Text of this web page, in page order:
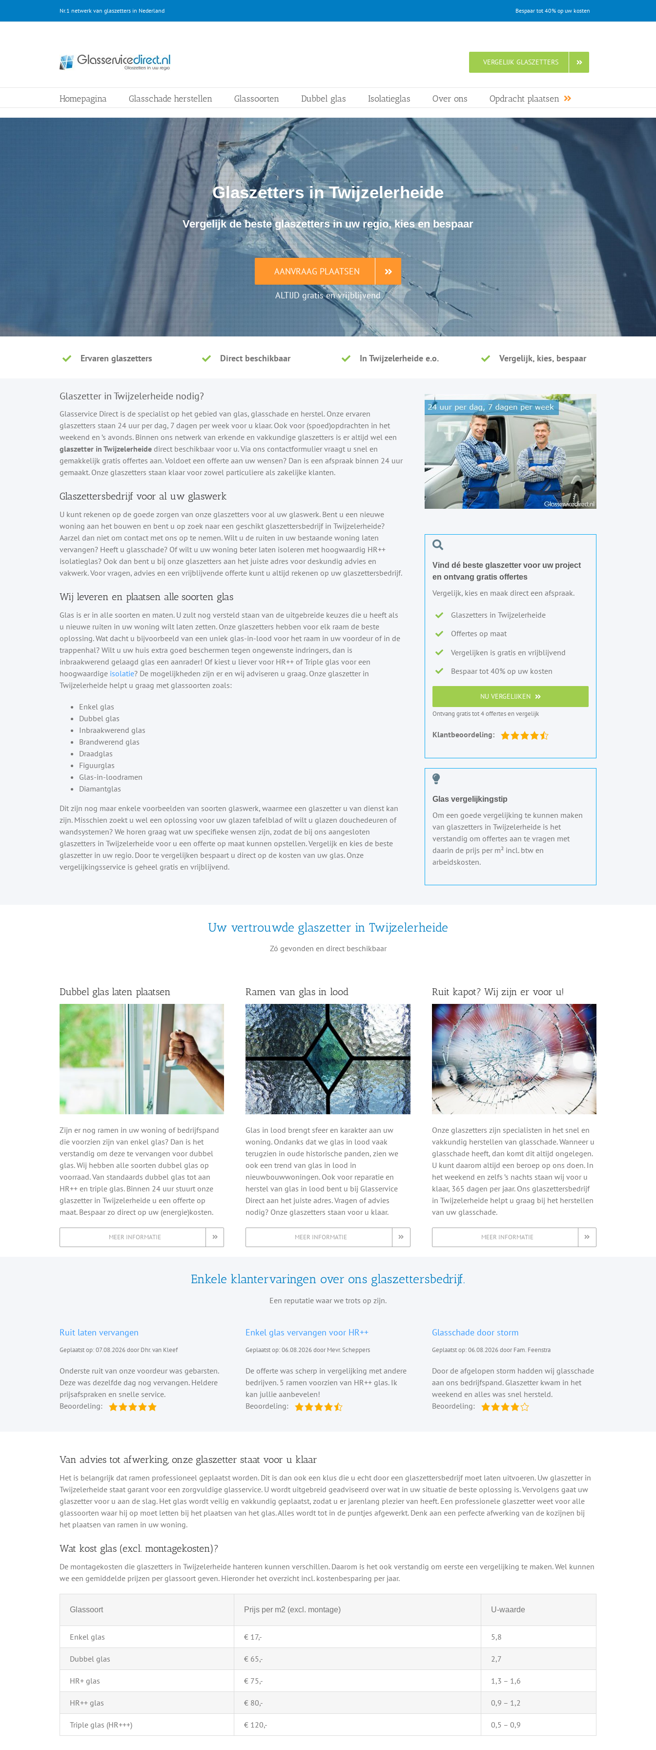
Nr.1 netwerk van glaszetters in Nederland Bespaar tot 40% op uw kosten
VERGELIJK GLASZETTERS
Homepagina Glasschade herstellen Glassoorten Dubbel glas Isolatieglas Over ons Opdracht plaatsen
Glaszetters in Twijzelerheide
Vergelijk de beste glaszetters in uw regio, kies en bespaar
AANVRAAG PLAATSEN
ALTIJD gratis en vrijblijvend
Ervaren glaszetters Direct beschikbaar In Twijzelerheide e.o. Vergelijk, kies, bespaar
Glaszetter in Twijzelerheide nodig?
Glasservice Direct is de specialist op het gebied van glas, glasschade en herstel. Onze ervaren
glaszetters staan 24 uur per dag, 7 dagen per week voor u klaar. Ook voor (spoed)opdrachten in het
weekend en ’s avonds. Binnen ons netwerk van erkende en vakkundige glaszetters is er altijd wel een
glaszetter in Twijzelerheide direct beschikbaar voor u. Via ons contactformulier vraagt u snel en
gemakkelijk gratis offertes aan. Voldoet een offerte aan uw wensen? Dan is een afspraak binnen 24 uur
gemaakt. Onze glaszetters staan klaar voor zowel particuliere als zakelijke klanten.
Glaszettersbedrijf voor al uw glaswerk
U kunt rekenen op de goede zorgen van onze glaszetters voor al uw glaswerk. Bent u een nieuwe
woning aan het bouwen en bent u op zoek naar een geschikt glaszettersbedrijf in Twijzelerheide?
Aarzel dan niet om contact met ons op te nemen. Wilt u de ruiten in uw bestaande woning laten
vervangen? Heeft u glasschade? Of wilt u uw woning beter laten isoleren met hoogwaardig HR++
isolatieglas? Ook dan bent u bij onze glaszetters aan het juiste adres voor deskundig advies en
vakwerk. Voor vragen, advies en een vrijblijvende offerte kunt u altijd rekenen op uw glaszettersbedrijf.
Wij leveren en plaatsen alle soorten glas
Glas is er in alle soorten en maten. U zult nog versteld staan van de uitgebreide keuzes die u heeft als
u nieuwe ruiten in uw woning wilt laten zetten. Onze glaszetters hebben voor elk raam de beste
oplossing. Wat dacht u bijvoorbeeld van een uniek glas-in-lood voor het raam in uw voordeur of in de
trappenhal? Wilt u uw huis extra goed beschermen tegen ongewenste indringers, dan is
inbraakwerend gelaagd glas een aanrader! Of kiest u liever voor HR++ of Triple glas voor een
hoogwaardige isolatie? De mogelijkheden zijn er en wij adviseren u graag. Onze glaszetter in
Twijzelerheide helpt u graag met glassoorten zoals:
Enkel glas
Dubbel glas
Inbraakwerend glas
Brandwerend glas
Draadglas
Figuurglas
Glas-in-loodramen
Diamantglas
Dit zijn nog maar enkele voorbeelden van soorten glaswerk, waarmee een glaszetter u van dienst kan
zijn. Misschien zoekt u wel een oplossing voor uw glazen tafelblad of wilt u glazen douchedeuren of
wandsystemen? We horen graag wat uw specifieke wensen zijn, zodat de bij ons aangesloten
glaszetters in Twijzelerheide voor u een offerte op maat kunnen opstellen. Vergelijk en kies de beste
glaszetter in uw regio. Door te vergelijken bespaart u direct op de kosten van uw glas. Onze
vergelijkingsservice is geheel gratis en vrijblijvend.
Vind dé beste glaszetter voor uw project
en ontvang gratis offertes
Vergelijk, kies en maak direct een afspraak.
Glaszetters in Twijzelerheide
Offertes op maat
Vergelijken is gratis en vrijblijvend
Bespaar tot 40% op uw kosten
NU VERGELIJKEN
Ontvang gratis tot 4 offertes en vergelijk
Klantbeoordeling:
Glas vergelijkingstip
Om een goede vergelijking te kunnen maken
van glaszetters in Twijzelerheide is het
verstandig om offertes aan te vragen met
daarin de prijs per m² incl. btw en
arbeidskosten.
Uw vertrouwde glaszetter in Twijzelerheide
Zó gevonden en direct beschikbaar
Dubbel glas laten plaatsen
Zijn er nog ramen in uw woning of bedrijfspand
die voorzien zijn van enkel glas? Dan is het
verstandig om deze te vervangen voor dubbel
glas. Wij hebben alle soorten dubbel glas op
voorraad. Van standaards dubbel glas tot aan
HR++ en triple glas. Binnen 24 uur stuurt onze
glaszetter in Twijzelerheide u een offerte op
maat. Bespaar zo direct op uw (energie)kosten.
MEER INFORMATIE
Ramen van glas in lood
Glas in lood brengt sfeer en karakter aan uw
woning. Ondanks dat we glas in lood vaak
terugzien in oude historische panden, zien we
ook een trend van glas in lood in
nieuwbouwwoningen. Ook voor reparatie en
herstel van glas in lood bent u bij Glasservice
Direct aan het juiste adres. Vragen of advies
nodig? Onze glaszetters staan voor u klaar.
MEER INFORMATIE
Ruit kapot? Wij zijn er voor u!
Onze glaszetters zijn specialisten in het snel en
vakkundig herstellen van glasschade. Wanneer u
glasschade heeft, dan komt dit altijd ongelegen.
U kunt daarom altijd een beroep op ons doen. In
het weekend en zelfs ’s nachts staan wij voor u
klaar, 365 dagen per jaar. Ons glaszettersbedrijf
in Twijzelerheide helpt u graag bij het herstellen
van uw glasschade.
MEER INFORMATIE
Enkele klantervaringen over ons glaszettersbedrijf.
Een reputatie waar we trots op zijn.
Ruit laten vervangen
Geplaatst op: 07.08.2026 door Dhr. van Kleef
Onderste ruit van onze voordeur was gebarsten.
Deze was dezelfde dag nog vervangen. Heldere
prijsafspraken en snelle service.
Beoordeling:
Enkel glas vervangen voor HR++
Geplaatst op: 06.08.2026 door Mevr. Scheppers
De offerte was scherp in vergelijking met andere
bedrijven. 5 ramen voorzien van HR++ glas. Ik
kan jullie aanbevelen!
Beoordeling:
Glasschade door storm
Geplaatst op: 06.08.2026 door Fam. Feenstra
Door de afgelopen storm hadden wij glasschade
aan ons bedrijfspand. Glaszetter kwam in het
weekend en alles was snel hersteld.
Beoordeling:
Van advies tot afwerking, onze glaszetter staat voor u klaar
Het is belangrijk dat ramen professioneel geplaatst worden. Dit is dan ook een klus die u echt door een glaszettersbedrijf moet laten uitvoeren. Uw glaszetter in
Twijzelerheide staat garant voor een zorgvuldige glasservice. U wordt uitgebreid geadviseerd over wat in uw situatie de beste oplossing is. Vervolgens gaat uw
glaszetter voor u aan de slag. Het glas wordt veilig en vakkundig geplaatst, zodat u er jarenlang plezier van heeft. Een professionele glaszetter weet voor alle
glassoorten waar hij op moet letten bij het plaatsen van het glas. Alles wordt tot in de puntjes afgewerkt. Denk aan een perfecte afwerking van de kozijnen bij
het plaatsen van ramen in uw woning.
Wat kost glas (excl. montagekosten)?
De montagekosten die glaszetters in Twijzelerheide hanteren kunnen verschillen. Daarom is het ook verstandig om eerste een vergelijking te maken. Wel kunnen
we een gemiddelde prijzen per glassoort geven. Hieronder het overzicht incl. kostenbesparing per jaar.
Glassoort Prijs per m2 (excl. montage) U-waarde
Enkel glas € 17,- 5,8
Dubbel glas € 65,- 2,7
HR+ glas € 75,- 1,3 – 1,6
HR++ glas € 80,- 0,9 – 1,2
Triple glas (HR+++) € 120,- 0,5 – 0,9